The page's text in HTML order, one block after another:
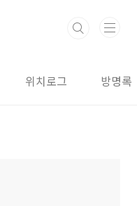
위치로그 방명록